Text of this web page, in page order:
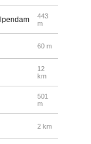
443
m
60 m
12
km
501
m
2 km